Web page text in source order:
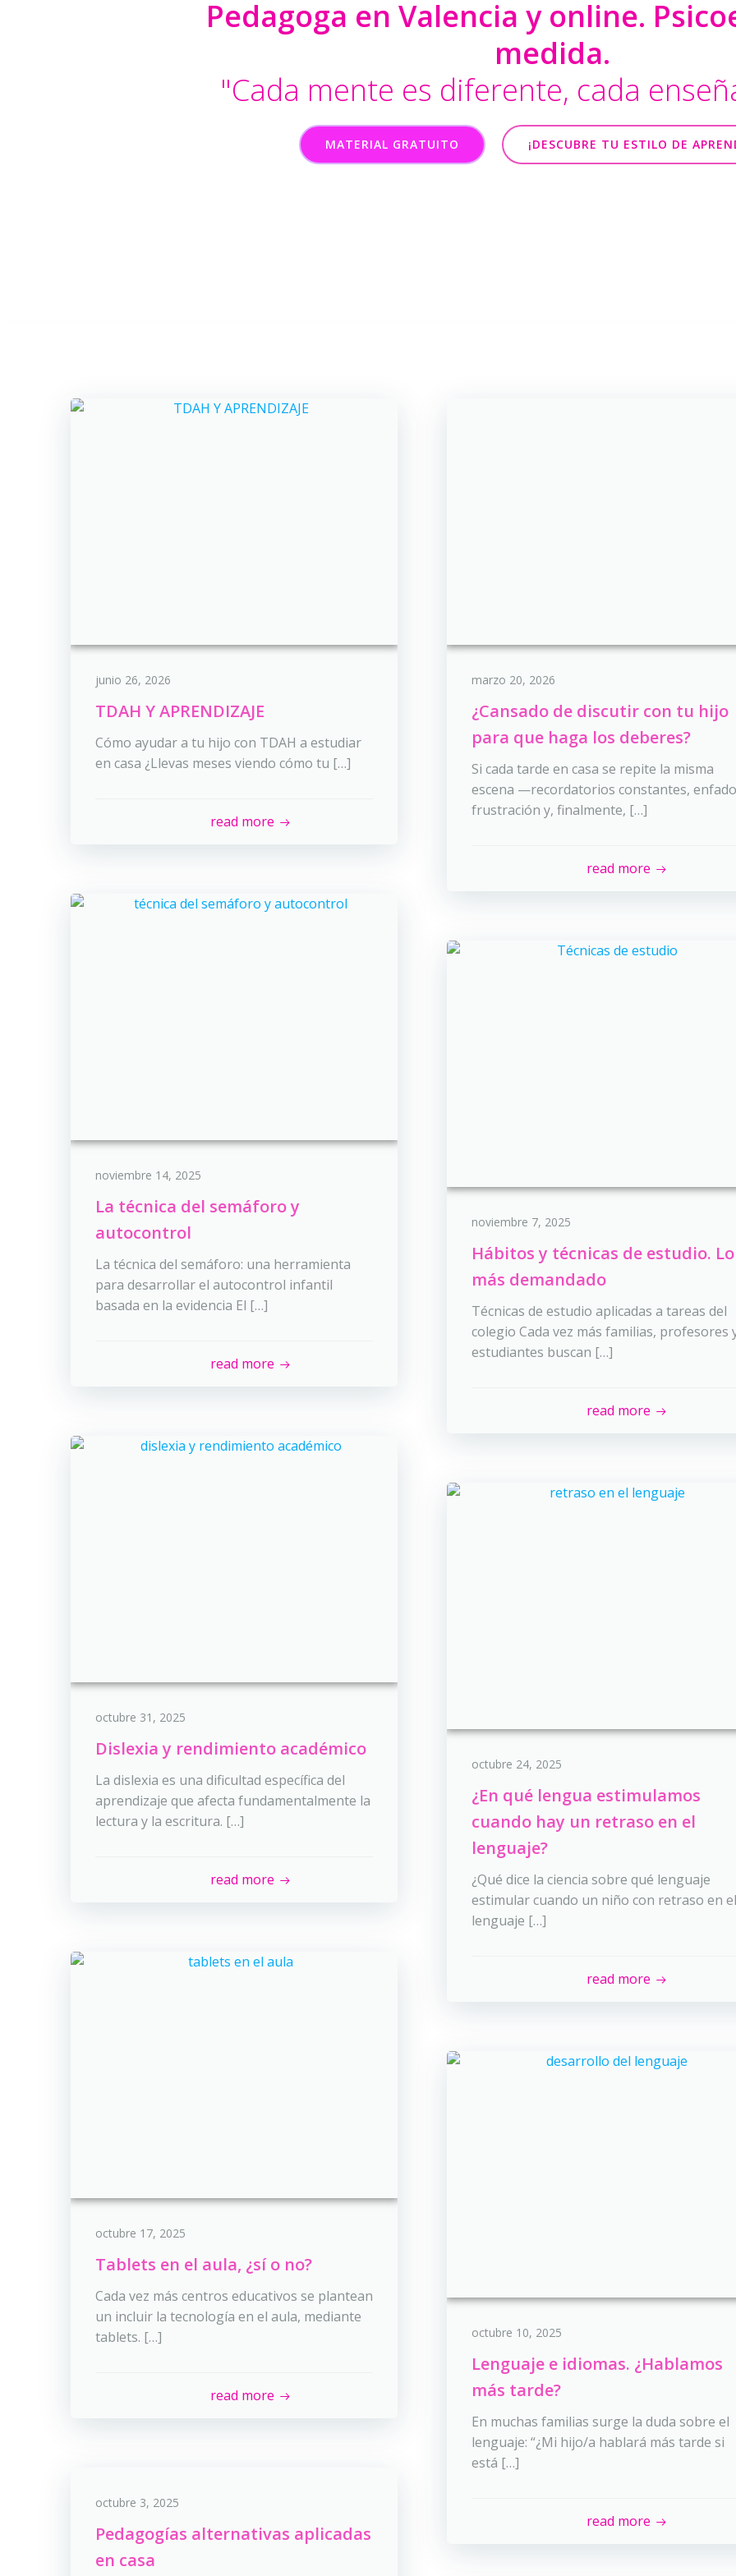
Pedagoga en Valencia y online.
medida.
"Cada mente es diferente, cada
MATERIAL GRATUITO ¡DESCUBRE TU ESTILO DE
junio 26, 2026
TDAH Y APRENDIZAJE
Cómo ayudar a tu hijo con TDAH a estudiar
en casa ¿Llevas meses viendo cómo tu […]
read more
marzo 20, 2026
¿Cansado de discutir con tu hijo
para que haga los deberes?
Si cada tarde en casa se repite la misma
escena —recordatorios constantes,
frustración y, finalmente, […]
read more
noviembre 14, 2025
La técnica del semáforo y
autocontrol
La técnica del semáforo: una herramienta
para desarrollar el autocontrol infantil
basada en la evidencia El […]
read more
noviembre 7, 2025
Hábitos y técnicas de estudio. Lo
más demandado
Técnicas de estudio aplicadas a tareas del
colegio Cada vez más familias, profesores
estudiantes buscan […]
read more
octubre 31, 2025
Dislexia y rendimiento académico
La dislexia es una dificultad específica del
aprendizaje que afecta fundamentalmente la
lectura y la escritura. […]
read more
octubre 24, 2025
¿En qué lengua estimulamos
cuando hay un retraso en el
lenguaje?
¿Qué dice la ciencia sobre qué lenguaje
estimular cuando un niño con retraso en
lenguaje […]
read more
octubre 17, 2025
Tablets en el aula, ¿sí o no?
Cada vez más centros educativos se plantean
un incluir la tecnología en el aula, mediante
tablets. […]
read more
octubre 10, 2025
Lenguaje e idiomas. ¿Hablamos
más tarde?
En muchas familias surge la duda sobre el
lenguaje: “¿Mi hijo/a hablará más tarde si
está […]
read more
octubre 3, 2025
Pedagogías alternativas aplicadas
en casa